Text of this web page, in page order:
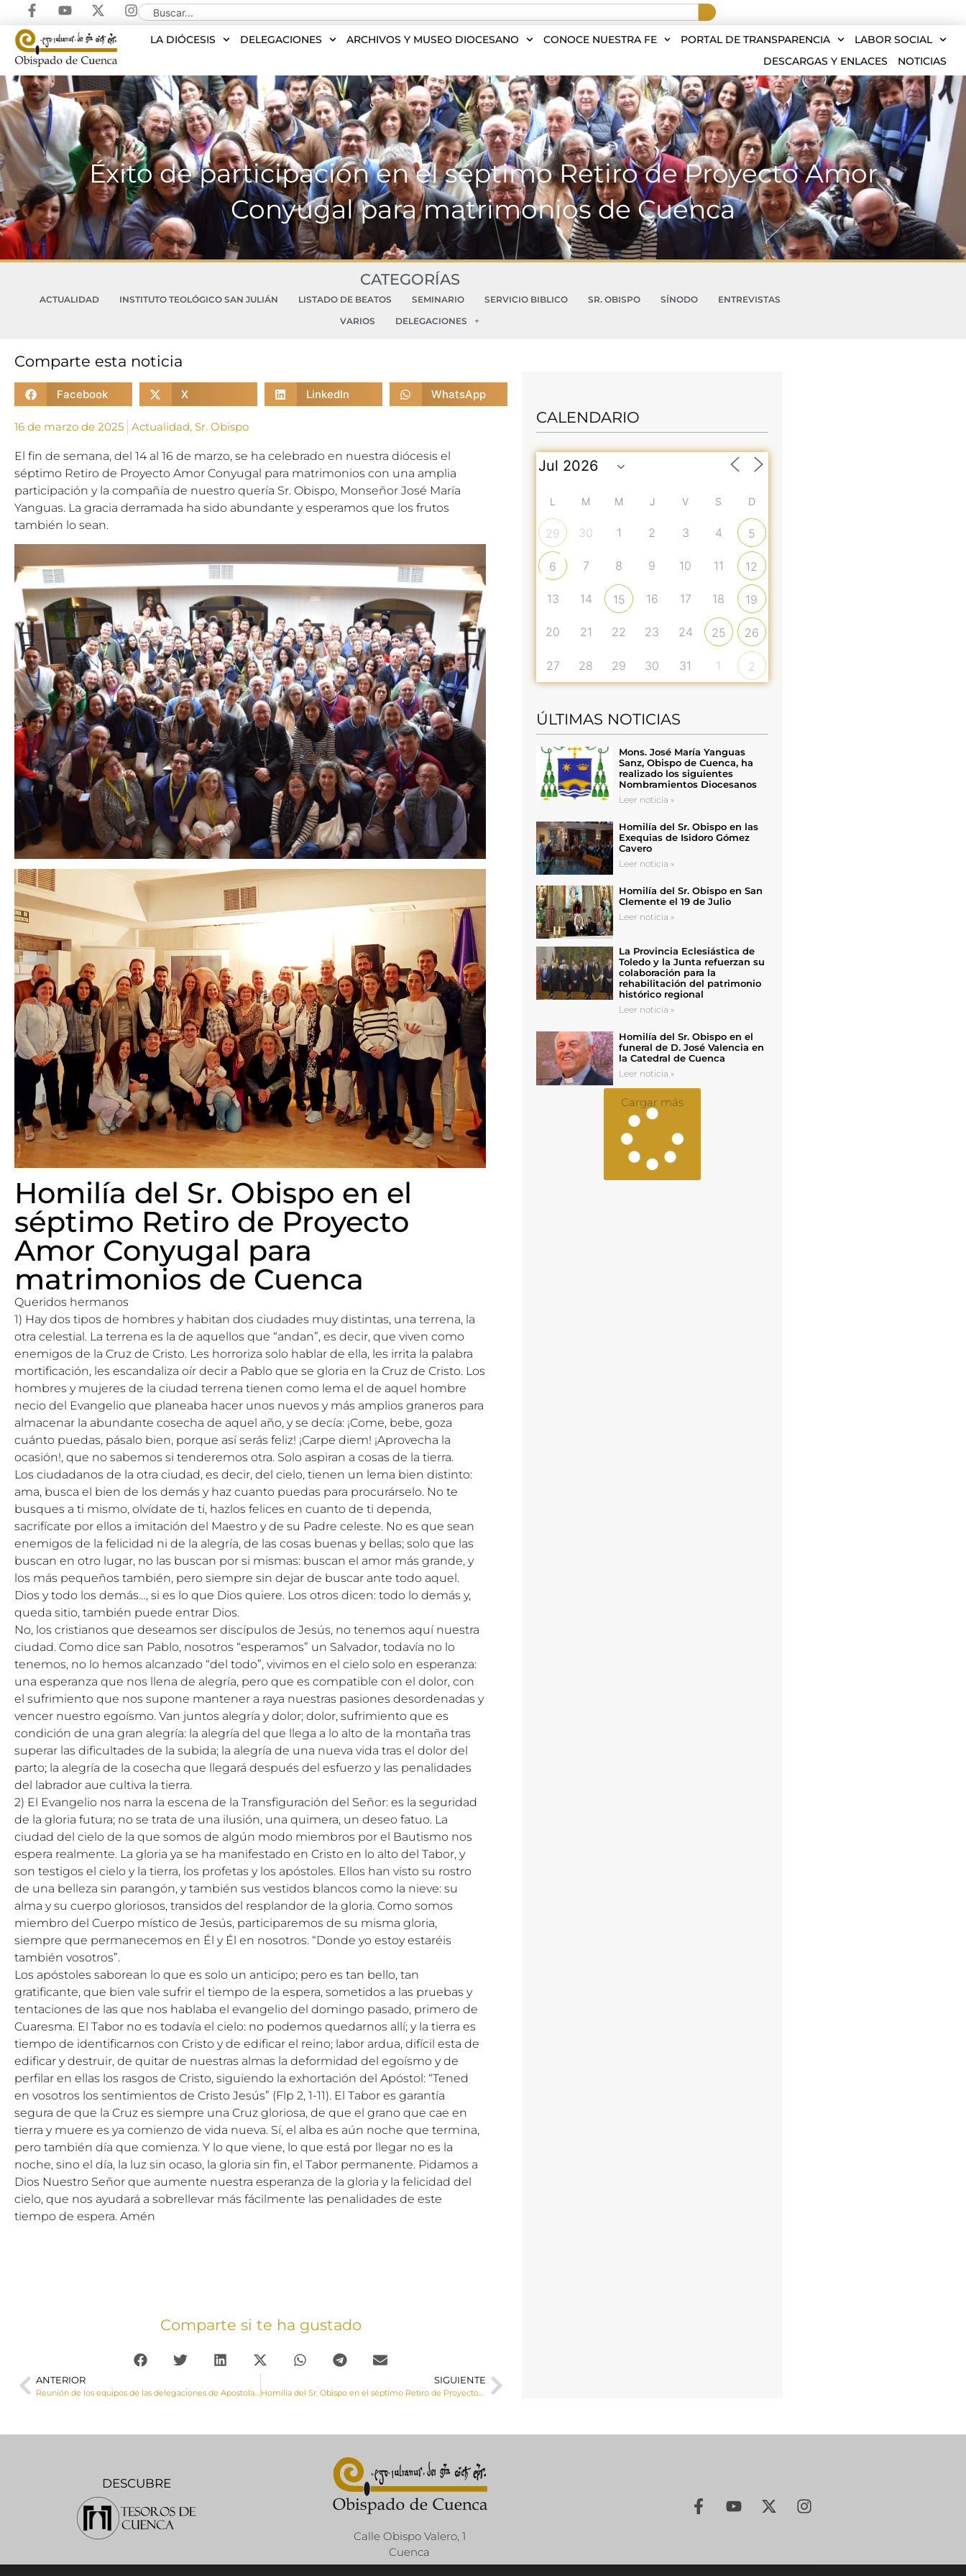
LA DIÓCESIS DELEGACIONES ARCHIVOS Y MUSEO DIOCESANO CONOCE NUESTRA FE PORTAL DE TRANSPARENCIA
LABOR SOCIAL
DESCARGAS Y ENLACES
NOTICIAS
Éxito de participación en el séptimo Retiro de Proyecto Amor
Conyugal para matrimonios de Cuenca
CATEGORÍAS
ACTUALIDAD INSTITUTO TEOLÓGICO SAN JULIÁN LISTADO DE BEATOS SEMINARIO SERVICIO BIBLICO SR. OBISPO SÍNODO
ENTREVISTAS
VARIOS
DELEGACIONES
Comparte esta noticia
Facebook X LinkedIn WhatsApp
16 de marzo de 2025 Actualidad, Sr. Obispo
El fin de semana, del 14 al 16 de marzo, se ha celebrado en nuestra diócesis el
séptimo Retiro de Proyecto Amor Conyugal para matrimonios con una amplia
participación y la compañía de nuestro quería Sr. Obispo, Monseñor José María
Yanguas. La gracia derramada ha sido abundante y esperamos que los frutos
también lo sean.
Homilía del Sr. Obispo en el
séptimo Retiro de Proyecto
Amor Conyugal para
matrimonios de Cuenca
Queridos hermanos
1) Hay dos tipos de hombres y habitan dos ciudades muy distintas, una terrena, la
otra celestial. La terrena es la de aquellos que “andan”, es decir, que viven como
enemigos de la Cruz de Cristo. Les horroriza solo hablar de ella, les irrita la palabra
mortificación, les escandaliza oír decir a Pablo que se gloria en la Cruz de Cristo. Los
hombres y mujeres de la ciudad terrena tienen como lema el de aquel hombre
necio del Evangelio que planeaba hacer unos nuevos y más amplios graneros para
almacenar la abundante cosecha de aquel año, y se decía: ¡Come, bebe, goza
cuánto puedas, pásalo bien, porque así serás feliz! ¡Carpe diem! ¡Aprovecha la
ocasión!, que no sabemos si tenderemos otra. Solo aspiran a cosas de la tierra.
Los ciudadanos de la otra ciudad, es decir, del cielo, tienen un lema bien distinto:
ama, busca el bien de los demás y haz cuanto puedas para procurárselo. No te
busques a ti mismo, olvídate de ti, hazlos felices en cuanto de ti dependa,
sacrifícate por ellos a imitación del Maestro y de su Padre celeste. No es que sean
enemigos de la felicidad ni de la alegría, de las cosas buenas y bellas; solo que las
buscan en otro lugar, no las buscan por si mismas: buscan el amor más grande, y
los más pequeños también, pero siempre sin dejar de buscar ante todo aquel.
Dios y todo los demás…, si es lo que Dios quiere. Los otros dicen: todo lo demás y,
queda sitio, también puede entrar Dios.
No, los cristianos que deseamos ser discípulos de Jesús, no tenemos aquí nuestra
ciudad. Como dice san Pablo, nosotros “esperamos” un Salvador, todavía no lo
tenemos, no lo hemos alcanzado “del todo”, vivimos en el cielo solo en esperanza:
una esperanza que nos llena de alegría, pero que es compatible con el dolor, con
el sufrimiento que nos supone mantener a raya nuestras pasiones desordenadas y
vencer nuestro egoísmo. Van juntos alegría y dolor; dolor, sufrimiento que es
condición de una gran alegría: la alegría del que llega a lo alto de la montaña tras
superar las dificultades de la subida; la alegría de una nueva vida tras el dolor del
parto; la alegría de la cosecha que llegará después del esfuerzo y las penalidades
del labrador aue cultiva la tierra.
2) El Evangelio nos narra la escena de la Transfiguración del Señor: es la seguridad
de la gloria futura; no se trata de una ilusión, una quimera, un deseo fatuo. La
ciudad del cielo de la que somos de algún modo miembros por el Bautismo nos
espera realmente. La gloria ya se ha manifestado en Cristo en lo alto del Tabor, y
son testigos el cielo y la tierra, los profetas y los apóstoles. Ellos han visto su rostro
de una belleza sin parangón, y también sus vestidos blancos como la nieve: su
alma y su cuerpo gloriosos, transidos del resplandor de la gloria. Como somos
miembro del Cuerpo místico de Jesús, participaremos de su misma gloria,
siempre que permanecemos en Él y Él en nosotros. “Donde yo estoy estaréis
también vosotros”.
Los apóstoles saborean lo que es solo un anticipo; pero es tan bello, tan
gratificante, que bien vale sufrir el tiempo de la espera, sometidos a las pruebas y
tentaciones de las que nos hablaba el evangelio del domingo pasado, primero de
Cuaresma. El Tabor no es todavía el cielo: no podemos quedarnos allí; y la tierra es
tiempo de identificarnos con Cristo y de edificar el reino; labor ardua, difícil esta de
edificar y destruir, de quitar de nuestras almas la deformidad del egoísmo y de
perfilar en ellas los rasgos de Cristo, siguiendo la exhortación del Apóstol: “Tened
en vosotros los sentimientos de Cristo Jesús” (Flp 2, 1-11). El Tabor es garantía
segura de que la Cruz es siempre una Cruz gloriosa, de que el grano que cae en
tierra y muere es ya comienzo de vida nueva. Sí, el alba es aún noche que termina,
pero también día que comienza. Y lo que viene, lo que está por llegar no es la
noche, sino el día, la luz sin ocaso, la gloria sin fin, el Tabor permanente. Pidamos a
Dios Nuestro Señor que aumente nuestra esperanza de la gloria y la felicidad del
cielo, que nos ayudará a sobrellevar más fácilmente las penalidades de este
tiempo de espera. Amén
Comparte si te ha gustado
ANTERIOR SIGUIENTE
CALENDARIO
L M M J V S D
29 30 1 2 3 4 5
6 7 8 9 10 11 12
13 14 15 16 17 18 19
20 21 22 23 24 25 26
27 28 29 30 31 1 2
ÚLTIMAS NOTICIAS
Mons. José María Yanguas
Sanz, Obispo de Cuenca, ha
realizado los siguientes
Nombramientos Diocesanos
Leer noticia »
Homilía del Sr. Obispo en las
Exequias de Isidoro Gómez
Cavero
Leer noticia »
Homilía del Sr. Obispo en San
Clemente el 19 de Julio
Leer noticia »
La Provincia Eclesiástica de
Toledo y la Junta refuerzan su
colaboración para la
rehabilitación del patrimonio
histórico regional
Leer noticia »
Homilía del Sr. Obispo en el
funeral de D. José Valencia en
la Catedral de Cuenca
Leer noticia »
Cargar más
DESCUBRE
Calle Obispo Valero, 1
Cuenca